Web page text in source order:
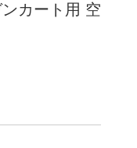
カート用 空